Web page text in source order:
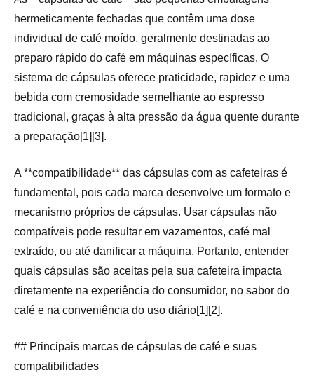
hermeticamente fechadas que contêm uma dose
individual de café moído, geralmente destinadas ao
preparo rápido do café em máquinas específicas. O
sistema de cápsulas oferece praticidade, rapidez e uma
bebida com cremosidade semelhante ao espresso
tradicional, graças à alta pressão da água quente durante
a preparação[1][3].
A **compatibilidade** das cápsulas com as cafeteiras é
fundamental, pois cada marca desenvolve um formato e
mecanismo próprios de cápsulas. Usar cápsulas não
compatíveis pode resultar em vazamentos, café mal
extraído, ou até danificar a máquina. Portanto, entender
quais cápsulas são aceitas pela sua cafeteira impacta
diretamente na experiência do consumidor, no sabor do
café e na conveniência do uso diário[1][2].
## Principais marcas de cápsulas de café e suas
compatibilidades